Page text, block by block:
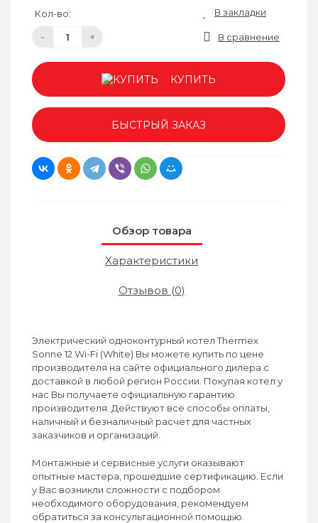
Кол-во:
- +
В закладки
В сравнение
КУПИТЬ
БЫСТРЫЙ ЗАКАЗ
Обзор товара
Характеристики
Отзывов (0)
Электрический одноконтурный котел Thermex
Sonne 12 Wi-Fi (White) Вы можете купить по цене
производителя на сайте официального дилера с
доставкой в любой регион России. Покупая котел у
нас Вы получаете официальную гарантию
производителя. Действуют все способы оплаты,
наличный и безналичный расчет для частных
заказчиков и организаций.
Монтажные и сервисные услуги оказывают
опытные мастера, прошедшие сертификацию. Если
у Вас возникли сложности с подбором
необходимого оборудования, рекомендуем
обратиться за консультационной помощью.